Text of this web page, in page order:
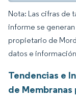
Nota: Las cifras de
informe se
propietario de
datos e
Tendencias e
de Membranas